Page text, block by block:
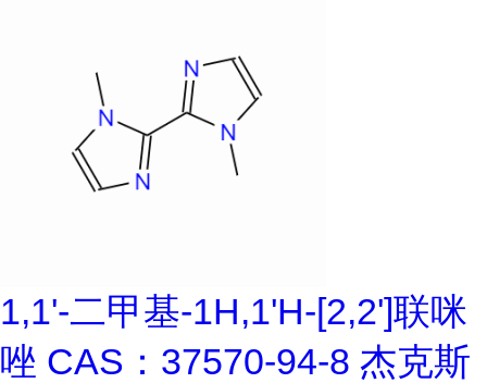
1,1'-二甲基-1H,1'H-[2,2']联咪
唑 CAS：37570-94-8 杰克斯